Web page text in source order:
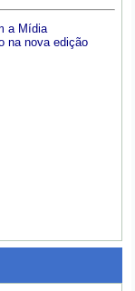
a Mídia
na nova edição